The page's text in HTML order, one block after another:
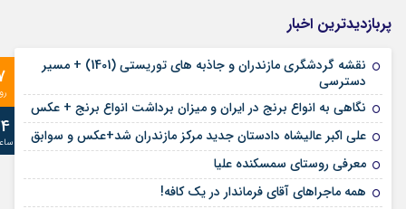
پربازدیدترین اخبار
نقشه گردشگری مازندران و جاذبه های توریستی (1401) + مسیر
دسترسی
نگاهی به انواع برنج در ایران و میزان برداشت انواع برنج + عکس
علی‌ اکبر عالیشاه دادستان جدید مرکز مازندران شد+عکس و سوابق
معرفی روستای سمسکنده علیا
همه ماجراهای آقای فرماندار در یک کافه!